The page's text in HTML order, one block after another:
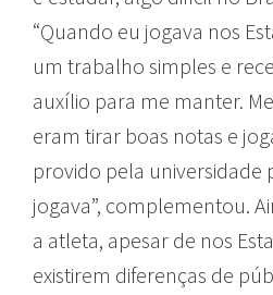
“Quando eu jogava nos
um trabalho simples e
auxílio para me manter.
eram tirar boas notas e
provido pela universidade
jogava”, complementou.
a atleta, apesar de nos
existirem diferenças de